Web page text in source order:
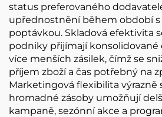
status preferovaného
upřednostnění během období s
poptávkou. Skladová efektivita
podniky přijímají
více menších zásilek, čímž se
příjem zboží a čas potřebný na
Marketingová flexibilita výrazně
hromadné zásoby umožňují
kampaně, sezónní akce a